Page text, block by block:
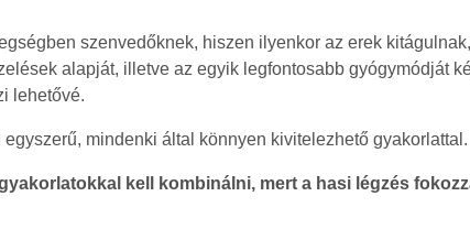
szenvedőknek, hiszen ilyenkor az erek
alapját, illetve az egyik legfontosabb gyógymódját
lehetővé.
mindenki által könnyen kivitelezhető gyakorlattal.
kell kombinálni, mert a hasi légzés